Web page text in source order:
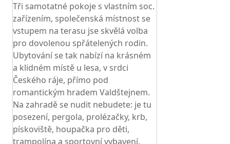
Tři samotatné pokoje s vlastním soc.
zařízením, společenská místnost se
vstupem na terasu jse skvělá volba
pro dovolenou spřátelených rodin.
Ubytování se tak nabízí na krásném
a klidném místě u lesa, v srdci
Českého ráje, přímo pod
romantickým hradem Valdštejnem.
Na zahradě se nudit nebudete: je tu
posezení, pergola, prolézačky, krb,
pískoviště, houpačka pro děti,
trampolína a sportovní vybavení.